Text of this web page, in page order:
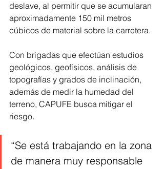
deslave, al permitir que se acumularan
aproximadamente 150 mil metros
cúbicos de material sobre la carretera.
Con brigadas que efectúan estudios
geológicos, geofísicos, análisis de
topografías y grados de inclinación,
además de medir la humedad del
terreno, CAPUFE busca mitigar el
riesgo.
“Se está trabajando en la zona
de manera muy responsable